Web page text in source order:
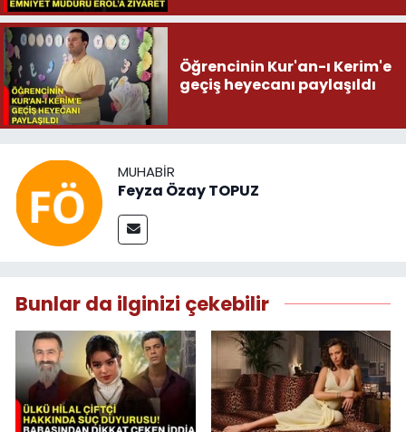
Öğrencinin Kur'an-ı Kerim'e
geçiş heyecanı paylaşıldı
MUHABIR
Feyza Özay TOPUZ
Bunlar da ilginizi çekebilir